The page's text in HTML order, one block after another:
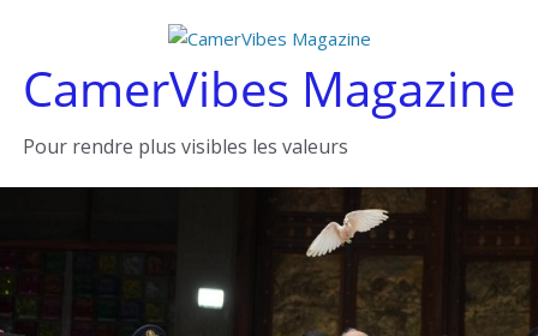
contenuCamerVibes Magazine
Pour rendre plus visibles les valeurs